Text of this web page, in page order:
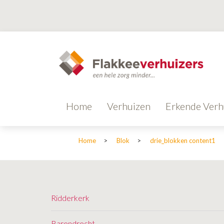
Home Verhuizen Erkende
Home > Blok > drie_blokken content1
Ridderkerk